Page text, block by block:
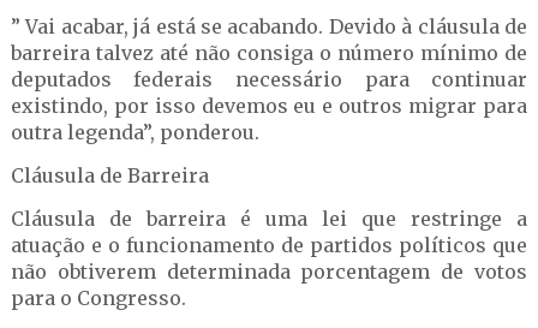
” Vai acabar, já está se acabando. Devido à cláusula de
barreira talvez até não consiga o número mínimo de
deputados federais necessário para continuar
existindo, por isso devemos eu e outros migrar para
outra legenda”, ponderou.
Cláusula de Barreira
Cláusula de barreira é uma lei que restringe a
atuação e o funcionamento de partidos políticos que
não obtiverem determinada porcentagem de votos
para o Congresso.